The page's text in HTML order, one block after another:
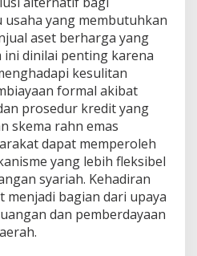
usaha yang membutuhkan
aset berharga yang
ini dinilai penting karena
kesulitan
formal akibat
prosedur kredit yang
skema rahn emas
dapat memperoleh
yang lebih fleksibel
syariah. Kehadiran
menjadi bagian dari upaya
dan pemberdayaan